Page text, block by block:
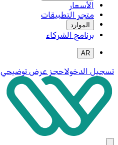
الأسعار
متجر التطبيقات
الموارد
برنامج الشركاء
AR
تسجيل الدخولاحجز عرض توضيحي